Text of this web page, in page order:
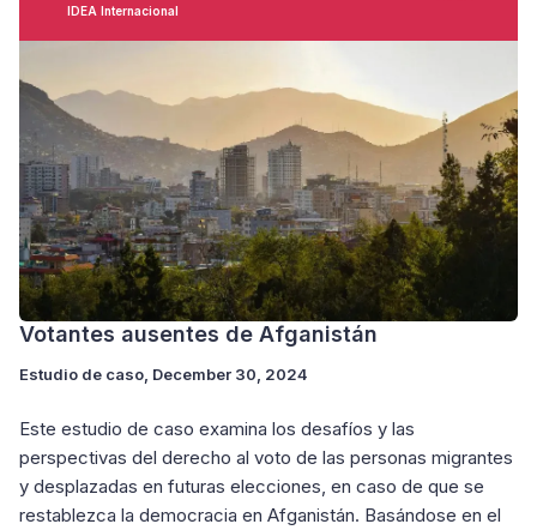
IDEA Internacional
Votantes ausentes de Afganistán
Estudio de caso , December 30, 2024
Este estudio de caso examina los desafíos y las
perspectivas del derecho al voto de las personas migrantes
y desplazadas en futuras elecciones, en caso de que se
restablezca la democracia en Afganistán. Basándose en el